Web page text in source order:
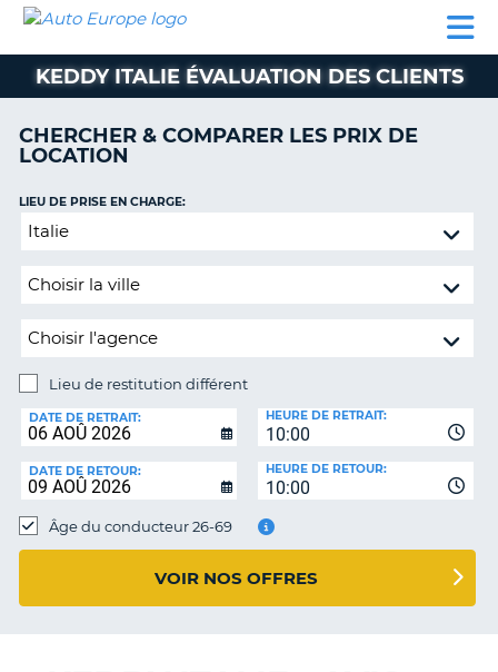
LOCATION
VOITURE
CLIENT
AUTO
EUROPE
LOCATION
VOITURE
MOTORHOMES
PARTENAIRES
CLIENT
MON
RÉSERVATION
SUISSE
LANGUE
KEDDY ITALIE ÉVALUATION DES CLIENTS
CHERCHER & COMPARER LES PRIX DE
LOCATION
Lieu
restitution
LIEU DE PRISE EN CHARGE:
Lieu de restitution différent
DE
RESTITUTION:
DATE DE RETRAIT:
10:00
HEURE DE RETRAIT:
DATE DE RETOUR:
10:00
HEURE DE RETOUR:
Âge du conducteur 26-69
VOIR NOS OFFRES